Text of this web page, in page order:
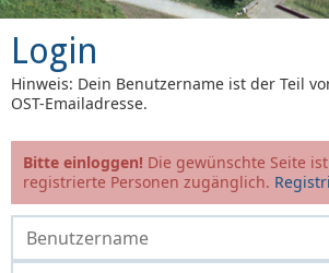
Login
Hinweis: Dein Benutzername ist der Teil
OST-Emailadresse.
Bitte einloggen! Die gewünschte Seite
registrierte Personen zugänglich.